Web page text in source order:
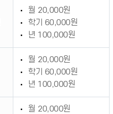
월 20,000원
학기 60,000원
년 100,000원
월 20,000원
학기 60,000원
년 100,000원
월 20,000원